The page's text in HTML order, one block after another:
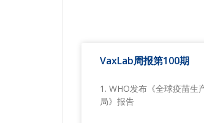
VaxLab周报第100期
1. WHO发布《全球疫苗生
局》报告